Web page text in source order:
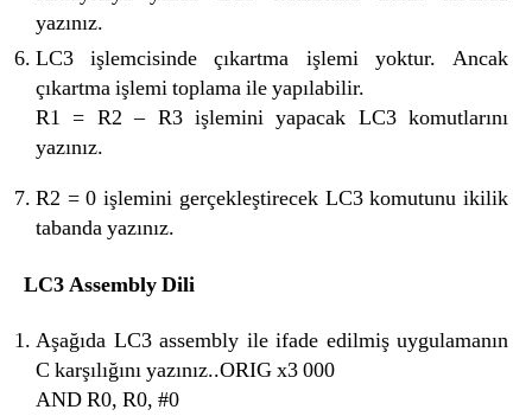
yazınız.
LC3 işlemcisinde çıkartma işlemi yoktur. Ancak
çıkartma işlemi toplama ile yapılabilir.
R1 = R2 – R3 işlemini yapacak LC3 komutlarını
yazınız.
R2 = 0 işlemini gerçekleştirecek LC3 komutunu ikilik
tabanda yazınız.
LC3 Assembly Dili
Aşağıda LC3 assembly ile ifade edilmiş uygulamanın
C karşılığını yazınız..ORIG x3 000
AND R0, R0, #0